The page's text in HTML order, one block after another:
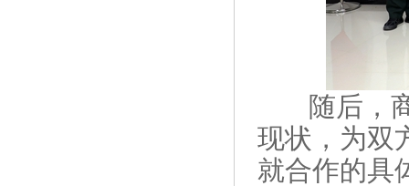
随后，商
现状，为双
就合作的具